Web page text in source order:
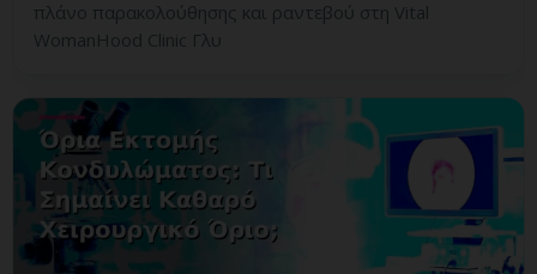
πλάνο παρακολούθησης και ραντεβού στη Vital
WomanHood Clinic Γλυ